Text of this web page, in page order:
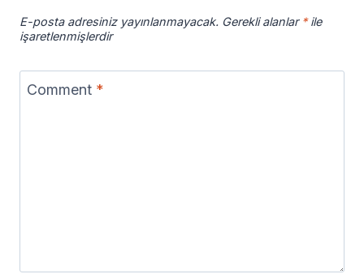
E-posta adresiniz yayınlanmayacak. Gerekli alanlar *ile
işaretlenmişlerdir
Comment *